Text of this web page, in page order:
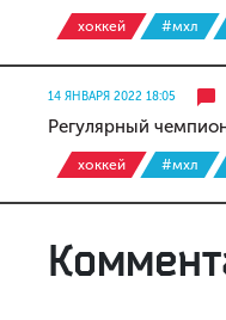
хоккей #мхл
14 ЯНВАРЯ 2022 18:05
Регулярный
хоккей #мхл